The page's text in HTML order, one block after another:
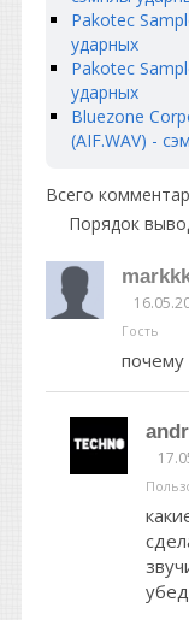
Pakotec
ударных
Pakotec
ударных
Bluezone
(AIF.WAV) -
Всего
Порядок
Гость
почему